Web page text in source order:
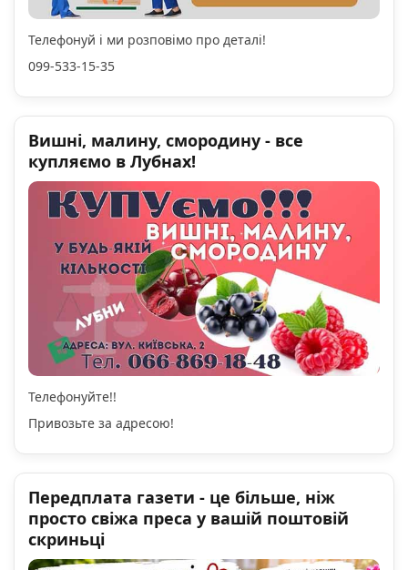
Телефонуй і ми розповімо про деталі!
099-533-15-35
Вишні, малину, смородину - все
купляємо в Лубнах!
Телефонуйте!!
Привозьте за адресою!
Передплата газети - це більше, ніж
просто свіжа преса у вашій поштовій
скриньці